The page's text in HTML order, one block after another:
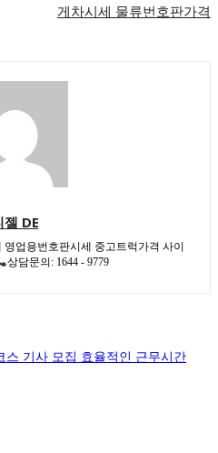
게차시세 물류번호판가격
젤 DE
업용번호판시세 중고트럭가격 사이
상담문의: 1644 - 9779
스 기사 모집 효율적인 근무시간